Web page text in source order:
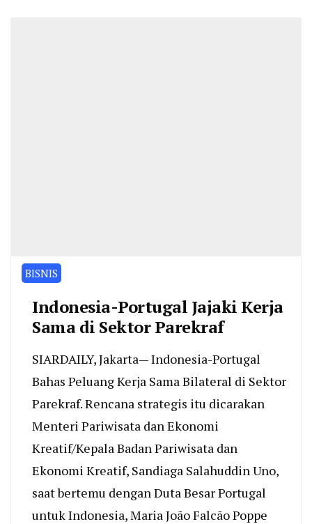
BISNIS
Indonesia-Portugal Jajaki Kerja
Sama di Sektor Parekraf
SIARDAILY, Jakarta— Indonesia-Portugal
Bahas Peluang Kerja Sama Bilateral di Sektor
Parekraf. Rencana strategis itu dicarakan
Menteri Pariwisata dan Ekonomi
Kreatif/Kepala Badan Pariwisata dan
Ekonomi Kreatif, Sandiaga Salahuddin Uno,
saat bertemu dengan Duta Besar Portugal
untuk Indonesia, Maria João Falcão Poppe